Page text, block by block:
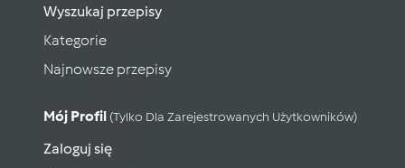
Wyszukaj przepisy
Kategorie
Najnowsze przepisy
Mój Profil (tylko Dla Zarejestrowanych Użytkowników)
Zaloguj się